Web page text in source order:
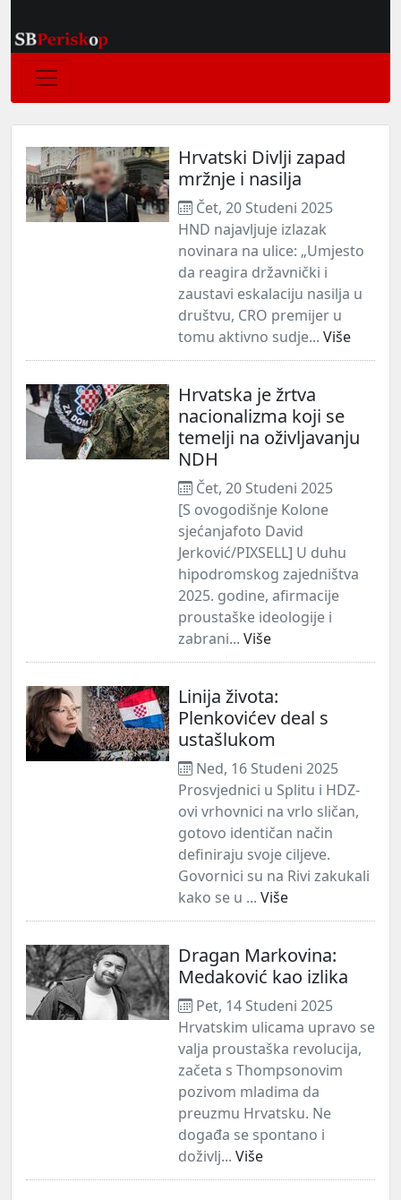
Hrvatski Divlji zapad
mržnje i nasilja
Čet, 20 Studeni 2025
HND najavljuje izlazak
novinara na ulice: „Umjesto
da reagira državnički i
zaustavi eskalaciju nasilja u
društvu, CRO premijer u
tomu aktivno sudje... Više
Hrvatska je žrtva
nacionalizma koji se
temelji na oživljavanju
NDH
Čet, 20 Studeni 2025
[S ovogodišnje Kolone
sjećanjafoto David
Jerković/PIXSELL] U duhu
hipodromskog zajedništva
2025. godine, afirmacije
proustaške ideologije i
zabrani... Više
Linija života:
Plenkovićev deal s
ustašlukom
Ned, 16 Studeni 2025
Prosvjednici u Splitu i HDZ-
ovi vrhovnici na vrlo sličan,
gotovo identičan način
definiraju svoje ciljeve.
Govornici su na Rivi zakukali
kako se u ... Više
Dragan Markovina:
Medaković kao izlika
Pet, 14 Studeni 2025
Hrvatskim ulicama upravo se
valja proustaška revolucija,
začeta s Thompsonovim
pozivom mladima da
preuzmu Hrvatsku. Ne
događa se spontano i
doživlj... Više